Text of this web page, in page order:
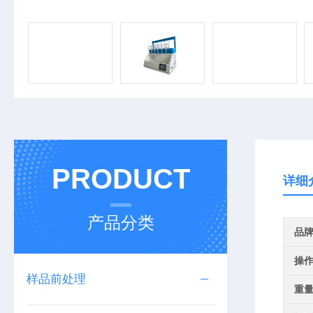
PRODUCT
产品分类
样品前处理
详细
品牌
操
重量